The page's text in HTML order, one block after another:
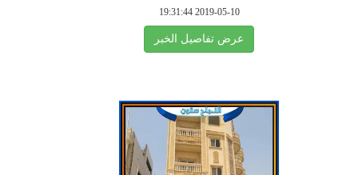
2019-05-10 19:31:44
عرض تفاصيل الخبر